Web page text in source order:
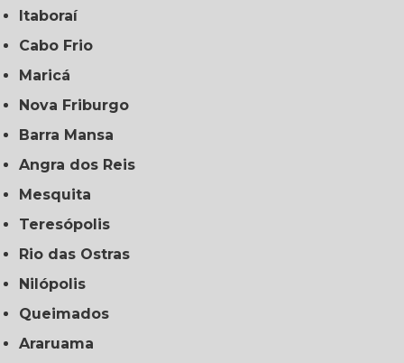
Itaboraí
Cabo Frio
Maricá
Nova Friburgo
Barra Mansa
Angra dos Reis
Mesquita
Teresópolis
Rio das Ostras
Nilópolis
Queimados
Araruama